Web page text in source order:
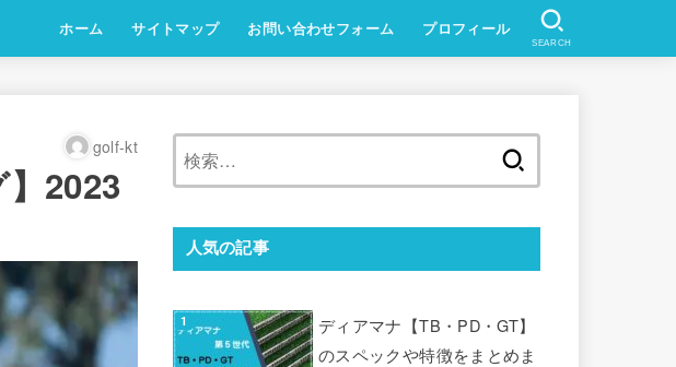
ホーム サイトマップ お問い合わせフォーム プロフィール
SEARCH
golf-kt
2023
人気の記事
ディアマナ【TB・PD・GT】
のスペックや特徴をまとめま